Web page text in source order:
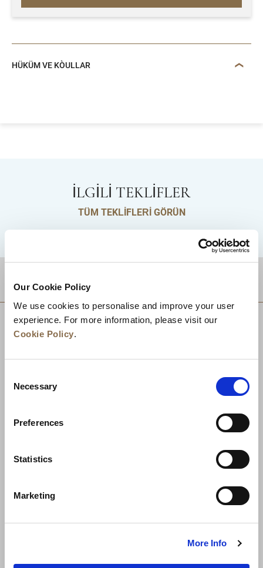
Our Cookie Policy
We use cookies to personalise and improve your user
experience. For more information, please visit our
Cookie Policy.
Selection
Necessary
Preferences
Statistics
Marketing
More Info
HÜKÜM VE KOŞULLAR
İLGİLİ TEKLİFLER
TÜM TEKLİFLERİ GÖRÜN